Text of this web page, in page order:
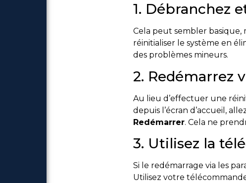
1. Débranchez
Cela peut sembler basique,
réinitialiser le système en
des problèmes mineurs.
2. Redémarrez
Au lieu d’effectuer une
depuis l’écran d’accueil,
Redémarrer. Cela ne
3. Utilisez la
Si le redémarrage via les
Utilisez votre